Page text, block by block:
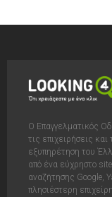
Ο Επαγγελματικός
τις επιχειρήσεις
εξυπηρέτηση του
από ένα εύχρηστο
αναζήτησης Google,
πλησιέστερη